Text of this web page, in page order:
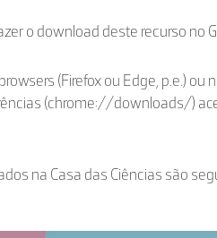
o download deste recurso no
(Firefox ou Edge, p.e.) ou
(chrome://downloads/)
na Casa das Ciências são